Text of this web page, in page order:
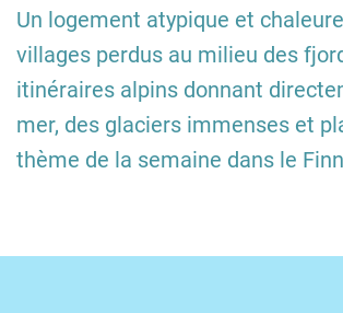
Un logement atypique et
villages perdus au milieu des
itinéraires alpins donnant
mer, des glaciers immenses et
thème de la semaine dans le